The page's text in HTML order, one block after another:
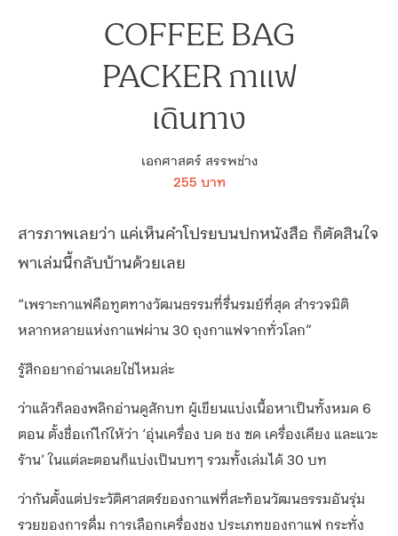
COFFEE BAG
PACKER กาแฟ
เดินทาง
เอกศาสตร์ สรรพช่าง
255 บาท
สารภาพเลยว่า แค่เห็นคำโปรยบนปกหนังสือ ก็ตัดสินใจ
พาเล่มนี้กลับบ้านด้วยเลย
“เพราะกาแฟคือทูตทางวัฒนธรรมที่รื่นรมย์ที่สุด สำรวจมิติ
หลากหลายแห่งกาแฟผ่าน 30 ถุงกาแฟจากทั่วโลก”
รู้สึกอยากอ่านเลยใช่ไหมล่ะ
ว่าแล้วก็ลองพลิกอ่านดูสักบท ผู้เขียนแบ่งเนื้อหาเป็นทั้งหมด 6
ตอน ตั้งชื่อเก๋ไก๋ให้ว่า ‘อุ่นเครื่อง บด ชง ซด เครื่องเคียง และแวะ
ร้าน’ ในแต่ละตอนก็แบ่งเป็นบทๆ รวมทั้งเล่มได้ 30 บท
ว่ากันตั้งแต่ประวัติศาสตร์ของกาแฟที่สะท้อนวัฒนธรรมอันรุ่ม
รวยของการดื่ม การเลือกเครื่องชง ประเภทของกาแฟ กระทั่ง